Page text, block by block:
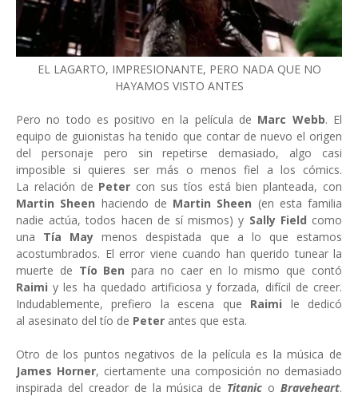
EL LAGARTO, IMPRESIONANTE, PERO NADA QUE NO
HAYAMOS VISTO ANTES
Pero no todo es positivo en la película de Marc Webb. El
equipo de guionistas ha tenido que contar de nuevo el origen
del personaje pero sin repetirse demasiado, algo casi
imposible si quieres ser más o menos fiel a los cómics.
La relación de Peter con sus tíos está bien planteada, con
Martin Sheen haciendo de Martin Sheen (en esta familia
nadie actúa, todos hacen de sí mismos) y Sally Field como
una Tía Maymenos despistada que a lo que estamos
acostumbrados. El error viene cuando han querido tunear la
muerte de Tío Benpara no caer en lo mismo que contó
Raimiy les ha quedado artificiosa y forzada, difícil de creer.
Indudablemente, prefiero la escena que Raimi le dedicó
al asesinato del tío de Peter antes que esta.
Otro de los puntos negativos de la película es la música de
James Horner, ciertamente una composición no demasiado
inspirada del creador de la música de Titanic oBraveheart.